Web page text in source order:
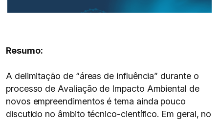
Resumo:
A delimitação de “áreas de influência” durante o
processo de Avaliação de Impacto Ambiental de
novos empreendimentos é tema ainda pouco
discutido no âmbito técnico-científico. Em geral, no